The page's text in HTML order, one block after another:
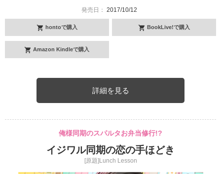
発売日： 2017/10/12
hontoで購入 BookLive!で購入
Amazon Kindleで購入
詳細を見る
俺様同期のスパルタお弁当修行!?
イジワル同期の恋の手ほどき
[原題]Lunch Lesson